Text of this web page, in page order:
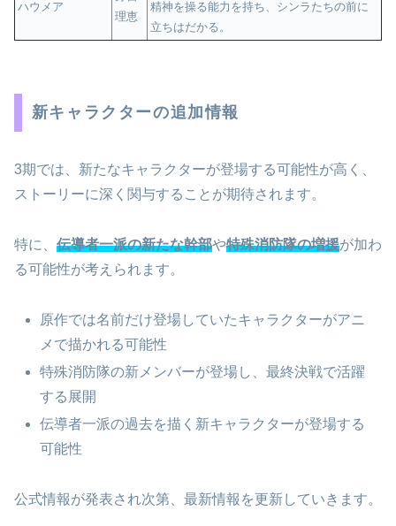
ハウメア
理恵
精神を操る能力を持ち、シンラたちの前に
立ちはだかる。
新キャラクターの追加情報
3期では、新たなキャラクターが登場する可能性が高く、
ストーリーに深く関与することが期待されます。
特に、 伝導者一派の新たな幹部や特殊消防隊の増援が加わ
る可能性が考えられます。
原作では名前だけ登場していたキャラクターがアニ
メで描かれる可能性
特殊消防隊の新メンバーが登場し、最終決戦で活躍
する展開
伝導者一派の過去を描く新キャラクターが登場する
可能性
公式情報が発表され次第、最新情報を更新していきます。